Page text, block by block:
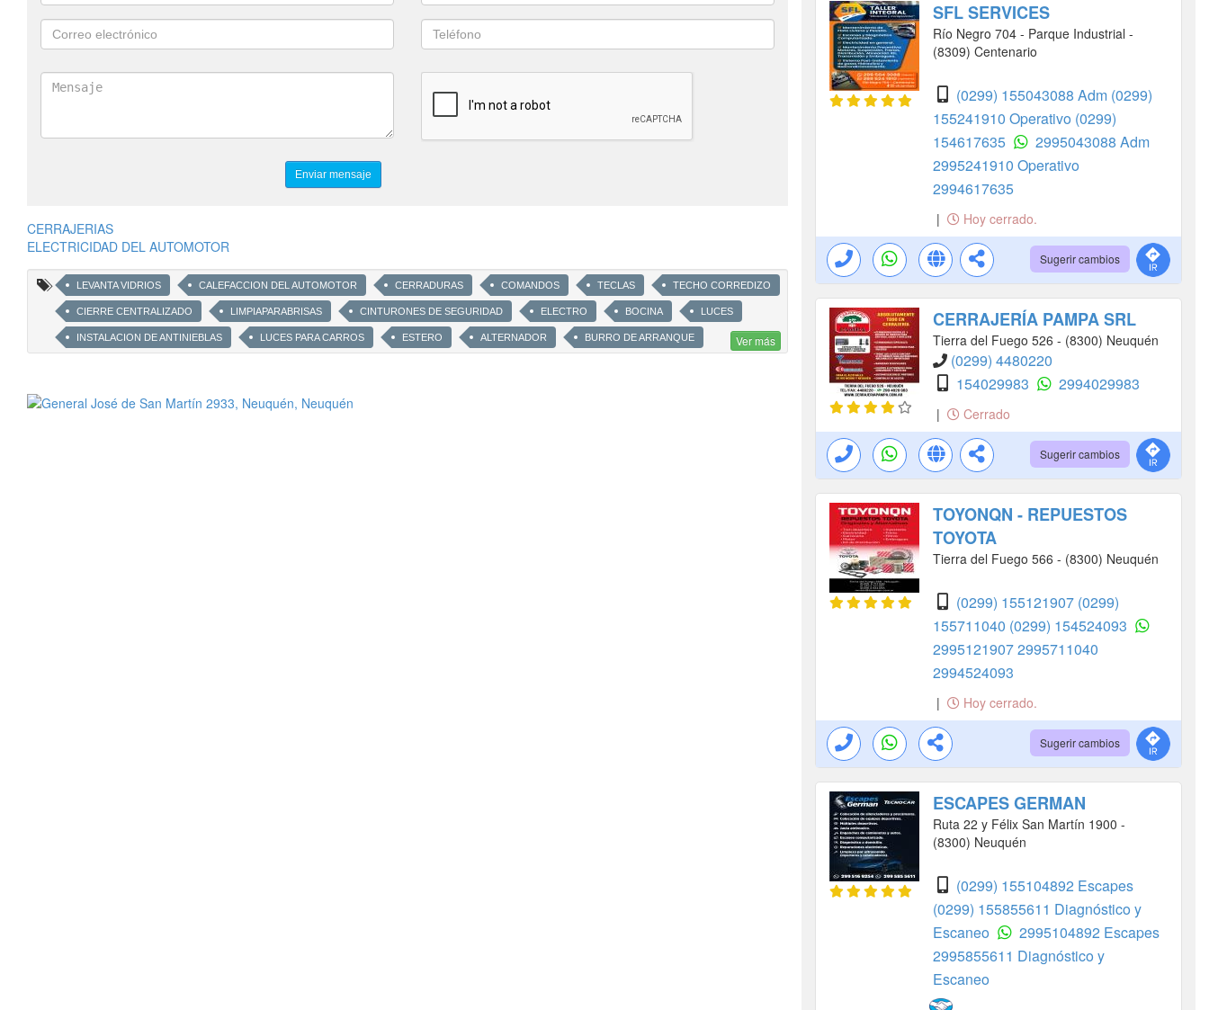
CERRAJERIAS
ELECTRICIDAD DEL AUTOMOTOR
LEVANTA VIDRIOS CALEFACCION DEL AUTOMOTOR CERRADURAS COMANDOS TECLAS TECHO CORREDIZO
CIERRE CENTRALIZADO LIMPIAPARABRISAS CINTURONES DE SEGURIDAD ELECTRO BOCINA LUCES
INSTALACION DE ANTINIEBLAS LUCES PARA CARROS ESTERO ALTERNADOR BURRO DE ARRANQUE Ver más
SFL SERVICES
Río Negro 704 - Parque Industrial -
(8309) Centenario
(0299) 155043088 Adm (0299)
155241910 Operativo (0299)
154617635
2995043088 Adm
2995241910 Operativo
2994617635
| Hoy cerrado.
Sugerir cambios
CERRAJERÍA PAMPA SRL
Tierra del Fuego 526 - (8300) Neuquén
(0299) 4480220
154029983
2994029983
| Cerrado
Sugerir cambios
TOYONQN - REPUESTOS
TOYOTA
Tierra del Fuego 566 - (8300) Neuquén
(0299) 155121907 (0299)
155711040 (0299) 154524093
29951219072995711040
2994524093
| Hoy cerrado.
Sugerir cambios
ESCAPES GERMAN
Ruta 22 y Félix San Martín 1900 -
(8300) Neuquén
(0299) 155104892 Escapes
(0299) 155855611 Diagnóstico y
Escaneo
2995104892 Escapes
2995855611 Diagnóstico y
Escaneo